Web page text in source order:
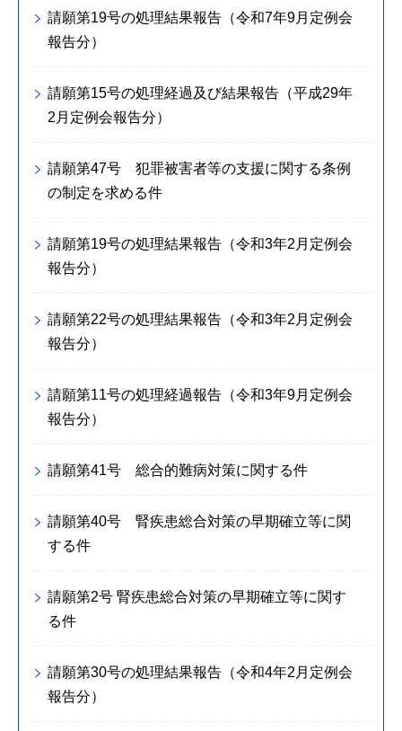
請願第19号の処理結果報告（令和7年9月定例会
報告分）
請願第15号の処理経過及び結果報告（平成29年
2月定例会報告分）
請願第47号 犯罪被害者等の支援に関する条例
の制定を求める件
請願第19号の処理結果報告（令和3年2月定例会
報告分）
請願第22号の処理結果報告（令和3年2月定例会
報告分）
請願第11号の処理経過報告（令和3年9月定例会
報告分）
請願第41号 総合的難病対策に関する件
請願第40号 腎疾患総合対策の早期確立等に関
する件
請願第2号 腎疾患総合対策の早期確立等に関す
る件
請願第30号の処理結果報告（令和4年2月定例会
報告分）